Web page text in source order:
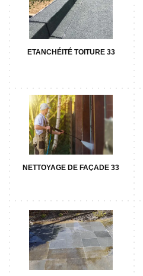
ETANCHÉITÉ TOITURE 33
NETTOYAGE DE FAÇADE 33